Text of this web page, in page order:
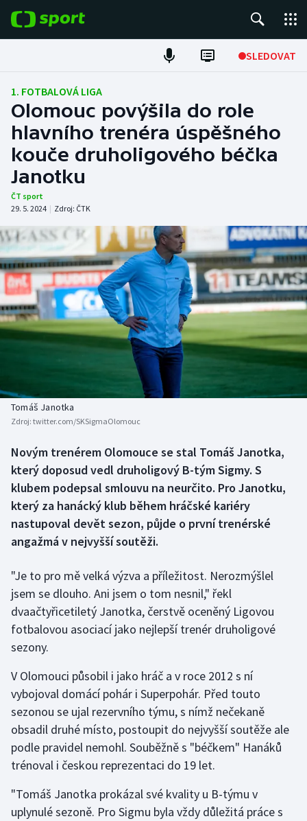
SLEDOVAT
Fotbal
Hokej
Tenis
Atletika
DALŠÍ SPORTY
Americký fotbal
Baseball a softbal
Boby a skeleton
Box
Curling
Dostihy
Florbal
Futsal
Golf
Gymnastika
Házená
Jezdectví
Judo
Lezení
NEPŘEHLÉDNĚTE
Soutěže
Historické návraty
AZ kvíz
1. FOTBALOVÁ LIGA
Olomouc povýšila do role
hlavního trenéra úspěšného
kouče druholigového béčka
Janotku
ČT sport
29. 5. 2024 | Zdroj: ČTK
Tomáš Janotka
Zdroj: twitter.com/SKSigmaOlomouc
Novým trenérem Olomouce se stal Tomáš Janotka,
který doposud vedl druholigový B-tým Sigmy. S
klubem podepsal smlouvu na neurčito. Pro Janotku,
který za hanácký klub během hráčské kariéry
nastupoval devět sezon, půjde o první trenérské
angažmá v nejvyšší soutěži.
"Je to pro mě velká výzva a příležitost. Nerozmýšlel
jsem se dlouho. Ani jsem o tom nesnil," řekl
dvaačtyřicetiletý Janotka, čerstvě oceněný Ligovou
fotbalovou asociací jako nejlepší trenér druholigové
sezony.
V Olomouci působil i jako hráč a v roce 2012 s ní
vybojoval domácí pohár i Superpohár. Před touto
sezonou se ujal rezervního týmu, s nímž nečekaně
obsadil druhé místo, postoupit do nejvyšší soutěže ale
podle pravidel nemohl. Souběžně s "béčkem" Hanáků
trénoval i českou reprezentaci do 19 let.
"Tomáš Janotka prokázal své kvality u B-týmu v
uplynulé sezoně. Pro Sigmu byla vždy důležitá práce s